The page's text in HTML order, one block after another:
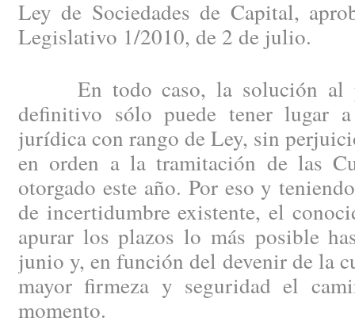
Ley de Sociedades de Capital,
Legislativo 1/2010, de 2 de julio.
En todo caso, la solución al
definitivo sólo puede tener lugar
jurídica con rango de Ley, sin
en orden a la tramitación de las
otorgado este año. Por eso y
de incertidumbre existente, el
apurar los plazos lo más posible
junio y, en función del devenir de la
mayor firmeza y seguridad el
momento.